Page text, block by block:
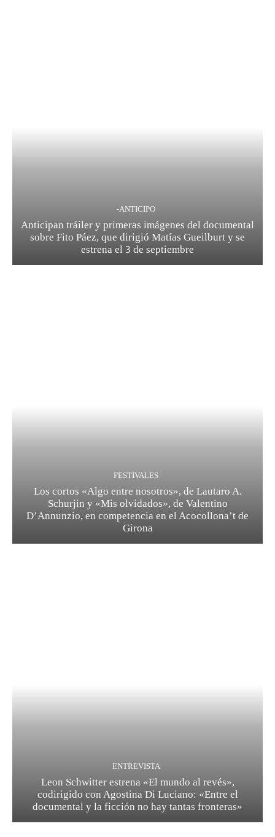
-ANTICIPO
Anticipan tráiler y primeras imágenes del documental
sobre Fito Páez, que dirigió Matías Gueilburt y se
estrena el 3 de septiembre
FESTIVALES
Los cortos «Algo entre nosotros», de Lautaro A.
Schurjin y «Mis olvidados», de Valentino
D’Annunzio, en competencia en el Acocollona’t de
Girona
ENTREVISTA
Leon Schwitter estrena «El mundo al revés»,
codirigido con Agostina Di Luciano: «Entre el
documental y la ficción no hay tantas fronteras»